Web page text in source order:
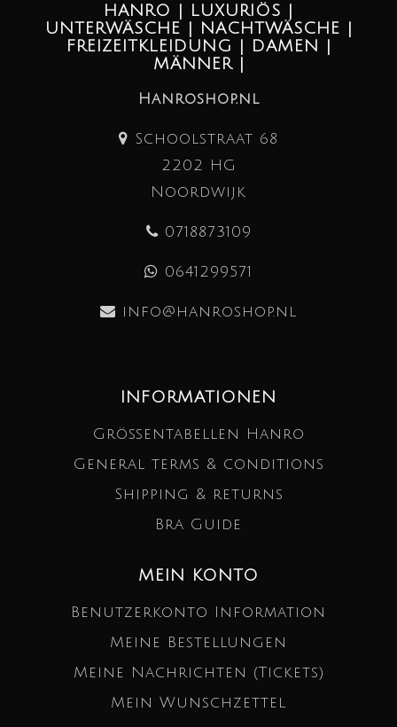
HANRO | LUXURIÖS |
UNTERWÄSCHE | NACHTWÄSCHE |
FREIZEITKLEIDUNG | DAMEN |
MÄNNER |
Hanroshop.nl
Schoolstraat 68
2202 HG
Noordwijk
0718873109
0641299571
info@hanroshop.nl
INFORMATIONEN
Größentabellen Hanro
General terms & conditions
Shipping & returns
Bra Guide
MEIN KONTO
Benutzerkonto Information
Meine Bestellungen
Meine Nachrichten (Tickets)
Mein Wunschzettel